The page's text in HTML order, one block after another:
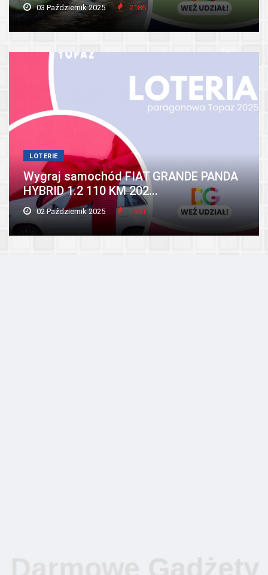
03 Październik 2025 2186
LOTERIE
Wygraj samochód FIAT GRANDE PANDA
HYBRID 1.2 110 KM 202...
02 Październik 2025 1551
Darmowe Gadżety